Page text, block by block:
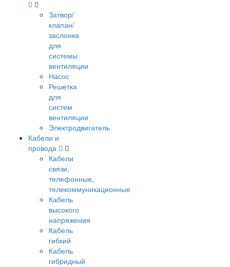
Затвор/
клапан/
заслонка
для
системы
вентиляции
Насос
Решетка
для
систем
вентиляции
Электродвигатель
Кабели и
провода
Кабели
связи,
телефонные,
телекоммуникационные
Кабель
высокого
напряжения
Кабель
гибкий
Кабель
гибридный